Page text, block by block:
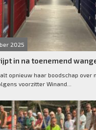
2025
in na toenemend
opnieuw haar boodschap over
voorzitter Winand...